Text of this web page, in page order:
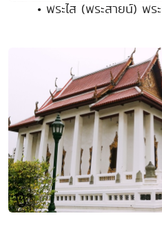
• พระไส (พระสายน์) พร